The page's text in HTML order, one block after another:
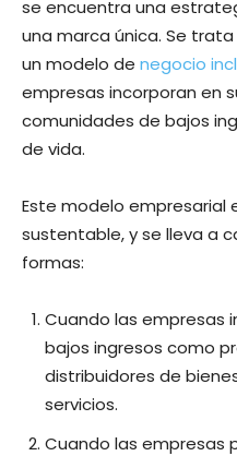
se encuentra una
una marca única. Se
un modelo de negocio
empresas incorporan en
comunidades de bajos
de vida.
Este modelo empresarial
sustentable, y se lleva a
formas:
Cuando las empresas
bajos ingresos como
distribuidores de
servicios.
Cuando las empresas